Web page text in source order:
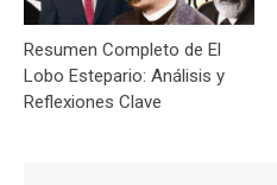
Resumen Completo de El
Lobo Estepario: Análisis y
Reflexiones Clave